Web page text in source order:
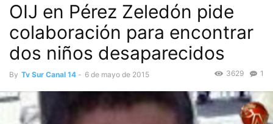
OIJ en Pérez Zeledón pide
colaboración para encontrar
dos niños desaparecidos
By Tv Sur Canal 14 - 6 de mayo de 2015 1
3629